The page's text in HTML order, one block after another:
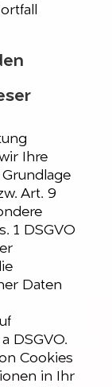
Ihre
Art. 9
1 DSGVO
Daten
DSGVO.
Cookies
in Ihr